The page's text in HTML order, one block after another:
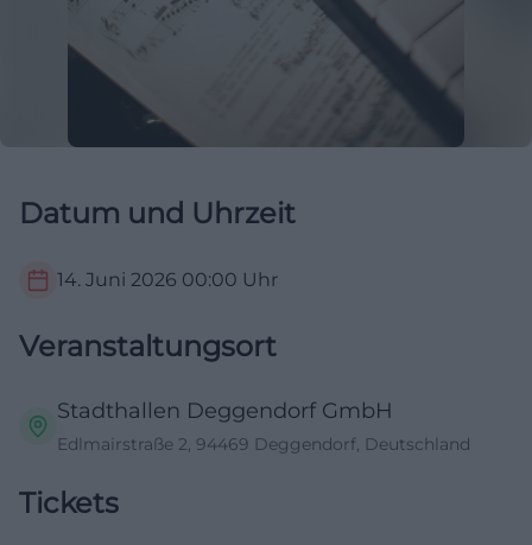
Datum und Uhrzeit
14. Juni 2026 00:00 Uhr
Veranstaltungsort
Stadthallen Deggendorf GmbH
Edlmairstraße 2, 94469 Deggendorf, Deutschland
Tickets